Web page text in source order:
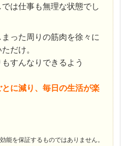
は仕事も無理な状態でし
った周りの筋肉を徐々に
だけ。
すんなりできるよう
に減り、毎日の生活が楽
能を保証するものではありません。